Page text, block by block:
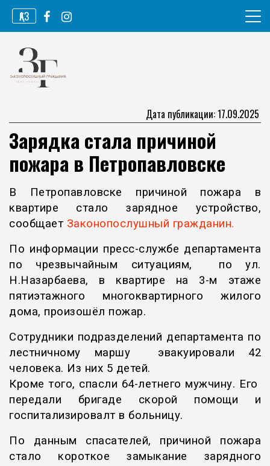
Перейти
содержимому
ҚАЗ
Законопослушный гражданин
Дата публикации: 17.09.2025
Зарядка стала причиной
пожара в Петропавловске
В Петропавловске причиной пожара в
квартире стало зарядное устройство,
сообщает Законопослушный гражданин.
По информации пресс-службе департамента
по чрезвычайным ситуациям, по ул.
Н.Назарбаева, в квартире на 3-м этаже
пятиэтажного многоквартирного жилого
дома, произошёл пожар.
Сотрудники подразделений департамента по
лестничному маршу эвакуировали 42
человека. Из них 5 детей.
Кроме того, спасли 64-летнего мужчину. Его
передали бригаде скорой помощи и
госпитализировалт в больницу.
По данным спасателей, причиной пожара
стало короткое замыкание зарядного